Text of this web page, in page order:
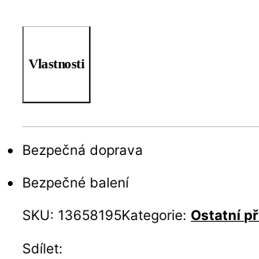
Vlastnosti
Bezpečná doprava
Bezpečné balení
SKU: 13658195Kategorie: Ostatní
Sdílet: